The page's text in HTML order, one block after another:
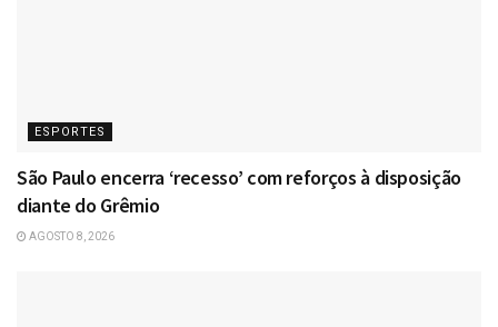
ESPORTES
São Paulo encerra ‘recesso’ com reforços à disposição
diante do Grêmio
AGOSTO 8, 2026